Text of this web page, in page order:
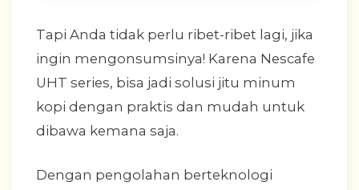
Tapi Anda tidak perlu ribet-ribet lagi, jika
ingin mengonsumsinya! Karena Nescafe
UHT series, bisa jadi solusi jitu minum
kopi dengan praktis dan mudah untuk
dibawa kemana saja.
Dengan pengolahan berteknologi